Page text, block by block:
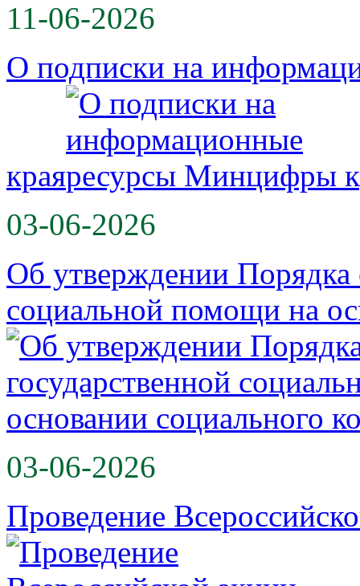
11-06-2026
О подписки на
края
03-06-2026
Об утверждении Порядка
социальной помощи на
03-06-2026
Проведение